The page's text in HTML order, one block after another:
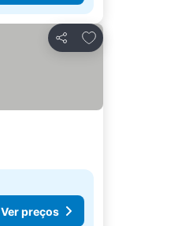
Partilhar
Adicionar aos
Ver preços